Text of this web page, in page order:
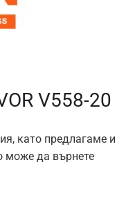
V558-20
като предлагаме и
може да върнете